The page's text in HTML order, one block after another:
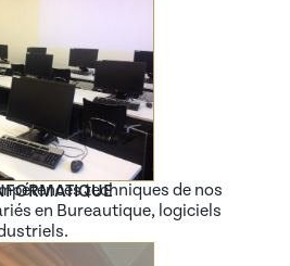
techniques de nos
en Bureautique, logiciels